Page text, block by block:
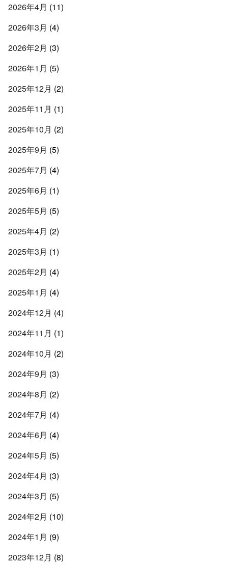
2026年4月 (11)
2026年3月 (4)
2026年2月 (3)
2026年1月 (5)
2025年12月 (2)
2025年11月 (1)
2025年10月 (2)
2025年9月 (5)
2025年7月 (4)
2025年6月 (1)
2025年5月 (5)
2025年4月 (2)
2025年3月 (1)
2025年2月 (4)
2025年1月 (4)
2024年12月 (4)
2024年11月 (1)
2024年10月 (2)
2024年9月 (3)
2024年8月 (2)
2024年7月 (4)
2024年6月 (4)
2024年5月 (5)
2024年4月 (3)
2024年3月 (5)
2024年2月 (10)
2024年1月 (9)
2023年12月 (8)